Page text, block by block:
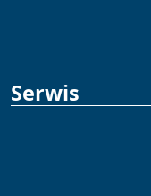
Serwis